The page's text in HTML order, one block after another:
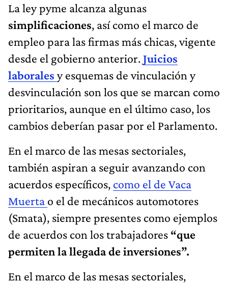
La ley pyme alcanza algunas
simplificaciones, así como el marco de
empleo para las firmas más chicas, vigente
desde el gobierno anterior.Juicios
laborales y esquemas de vinculación y
desvinculación son los que se marcan como
prioritarios, aunque en el último caso, los
cambios deberían pasar por el Parlamento.
En el marco de las mesas sectoriales,
también aspiran a seguir avanzando con
acuerdos específicos, como el de Vaca
Muerta o el de mecánicos automotores
(Smata), siempre presentes como ejemplos
de acuerdos con los trabajadores “que
permiten la llegada de inversiones”.
En el marco de las mesas sectoriales,